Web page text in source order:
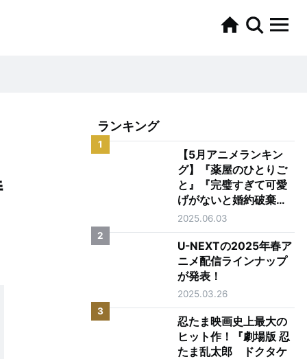
ランキング
1
【5月アニメランキン
グ】『薬屋のひとりご
と』『完璧すぎて可愛
げがないと婚約破棄さ
れた聖女は隣国に売ら
れる』がTOP2
2025.06.03
2
U-NEXTの2025年春ア
ニメ配信ラインナップ
が発表！
2025.03.26
3
忍たま映画史上最大の
ヒット作！『劇場版 忍
たま乱太郎 ドクタケ